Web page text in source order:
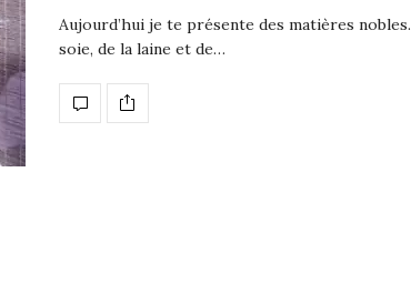
Aujourd’hui je te présente des matières
soie, de la laine et de…